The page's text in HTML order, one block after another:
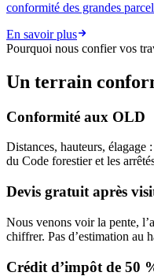
conformité des grandes
En savoir plus
Pourquoi nous confier vos
Un terrain
Conformité aux OLD
Distances, hauteurs, élagage
du Code forestier et les
Devis gratuit après
Nous venons voir la pente,
chiffrer. Pas d’estimation au
Crédit d’impôt de 50